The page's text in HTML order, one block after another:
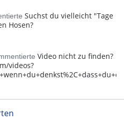
Suchst du vielleicht "Tage
Hosen?
Video nicht zu finden?
videos?